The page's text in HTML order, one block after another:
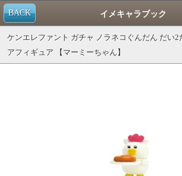
BACK イメキャラブック
ケンエレファント ガチャ ノラネコぐんだん だい2
アフィギュア 【マーミーちゃん】